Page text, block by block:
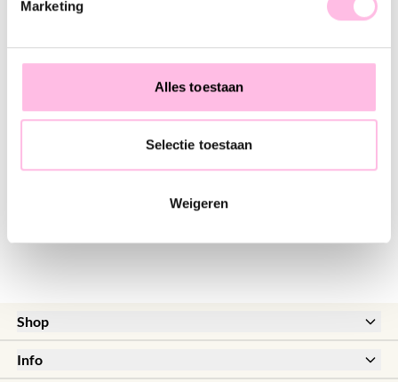
Marketing
Alles toestaan
Selectie toestaan
Weigeren
€11.95 €16.95
Weaving bracelet nude/cognac/gold-plated
€19.95 €27.95
Shop
New
Sale
Info